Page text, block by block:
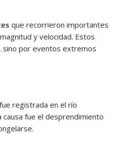
que recorrieron importantes
y velocidad. Estos
sino por eventos extremos
fue registrada en el río
causa fue el desprendimiento